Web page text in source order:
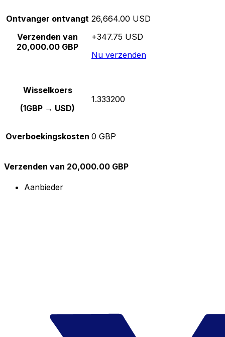
Ontvanger ontvangt
Verzenden van
20,000.00 GBP
26,664.00 USD
+347.75 USD
Nu verzenden
Wisselkoers
(1GBP → USD)
1.333200
Overboekingskosten 0 GBP
Verzenden van 20,000.00 GBP
Aanbieder